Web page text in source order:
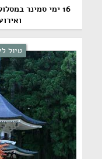
16 ימי סמינר
טיול